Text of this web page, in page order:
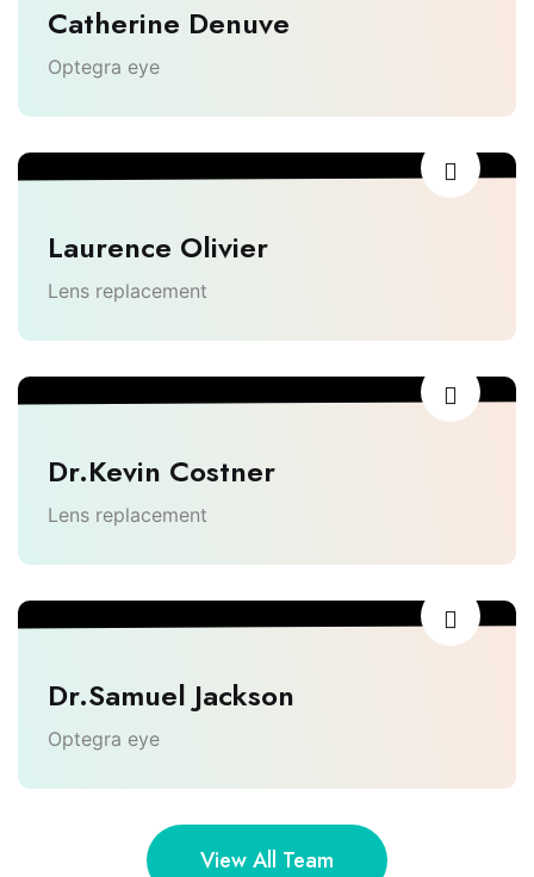
Catherine Denuve
Optegra eye
Laurence Olivier
Lens replacement
Dr.Kevin Costner
Lens replacement
Dr.Samuel Jackson
Optegra eye
View All Team